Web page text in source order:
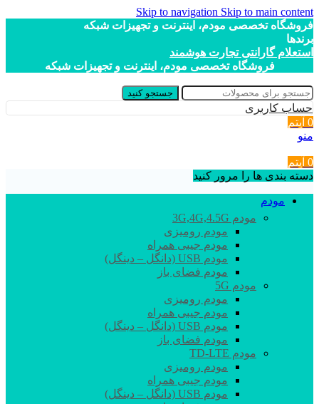
Skip to navigation Skip to main content
فروشگاه تخصصی مودم، اینترنت و تجهیزات شبکه
برندها
استعلام گارانتی تجارت هوشمند
فروشگاه تخصصی مودم، اینترنت و تجهیزات شبکه
جستجو کنید
حساب کاربری
0 آیتم
منو
0 آیتم
دسته بندی ها را مرور کنید
مودم
مودم 3G,4G,4.5G
مودم رومیزی
مودم جیبی همراه
مودم USB (دانگل – دینگل)
مودم فضای باز
مودم 5G
مودم رومیزی
مودم جیبی همراه
مودم USB (دانگل – دینگل)
مودم فضای باز
مودم TD-LTE
مودم رومیزی
مودم جیبی همراه
مودم USB (دانگل – دینگل)